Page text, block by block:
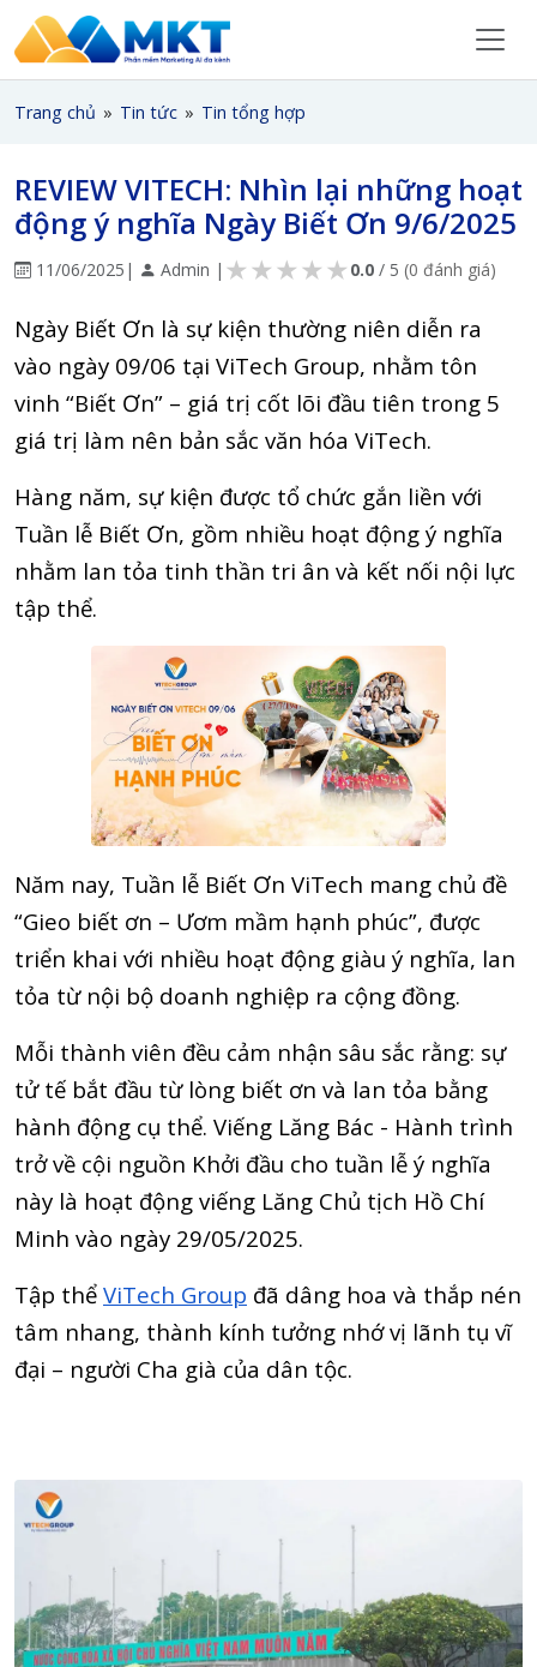
Trang chủ » Tin tức » Tin tổng hợp
REVIEW VITECH: Nhìn lại những hoạt
động ý nghĩa Ngày Biết Ơn 9/6/2025
11/06/2025 | Admin | ★
★
★
★
★ 0.0 / 5 (0 đánh giá)
Ngày Biết Ơn là sự kiện thường niên diễn ra
vào ngày 09/06 tại ViTech Group, nhằm tôn
vinh “Biết Ơn” – giá trị cốt lõi đầu tiên trong 5
giá trị làm nên bản sắc văn hóa ViTech.
Hàng năm, sự kiện được tổ chức gắn liền với
Tuần lễ Biết Ơn, gồm nhiều hoạt động ý nghĩa
nhằm lan tỏa tinh thần tri ân và kết nối nội lực
tập thể.
Năm nay, Tuần lễ Biết Ơn ViTech mang chủ đề
“Gieo biết ơn – Ươm mầm hạnh phúc”, được
triển khai với nhiều hoạt động giàu ý nghĩa, lan
tỏa từ nội bộ doanh nghiệp ra cộng đồng.
Mỗi thành viên đều cảm nhận sâu sắc rằng: sự
tử tế bắt đầu từ lòng biết ơn và lan tỏa bằng
hành động cụ thể. Viếng Lăng Bác - Hành trình
trở về cội nguồn Khởi đầu cho tuần lễ ý nghĩa
này là hoạt động viếng Lăng Chủ tịch Hồ Chí
Minh vào ngày 29/05/2025.
Tập thể ViTech Group đã dâng hoa và thắp nén
tâm nhang, thành kính tưởng nhớ vị lãnh tụ vĩ
đại – người Cha già của dân tộc.